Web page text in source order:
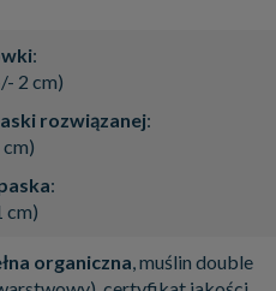
:
2 cm)
rozwiązanej:
:
cm)
organiczna , muślin double